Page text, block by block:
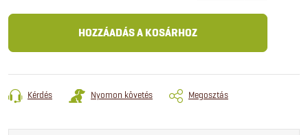
HOZZÁADÁS A KOSÁRHOZ
Kérdés Nyomon követés Megosztás